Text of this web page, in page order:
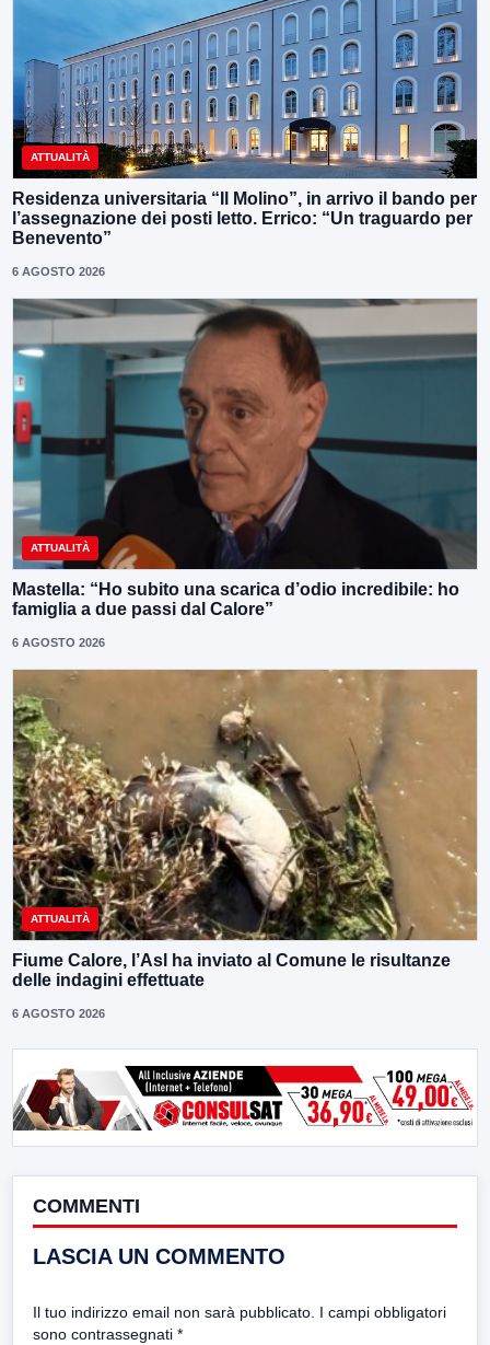
ATTUALITÀ
Residenza universitaria “Il Molino”, in arrivo il bando per
l’assegnazione dei posti letto. Errico: “Un traguardo per
Benevento”
6 AGOSTO 2026
ATTUALITÀ
Mastella: “Ho subito una scarica d’odio incredibile: ho
famiglia a due passi dal Calore”
6 AGOSTO 2026
ATTUALITÀ
Fiume Calore, l’Asl ha inviato al Comune le risultanze
delle indagini effettuate
6 AGOSTO 2026
COMMENTI
LASCIA UN COMMENTO
Il tuo indirizzo email non sarà pubblicato. I campi obbligatori
sono contrassegnati *